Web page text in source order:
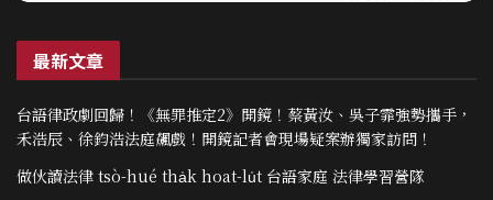
最新文章
台語律政劇回歸！《無罪推定2》開鏡！蔡黃汝、吳子霏強勢攜手，
禾浩辰、徐鈞浩法庭飆戲！開鏡記者會現場疑案辦獨家訪問！
做伙讀法律 tsò-hué tha̍k hoat-lu̍t 台語家庭 法律學習營隊